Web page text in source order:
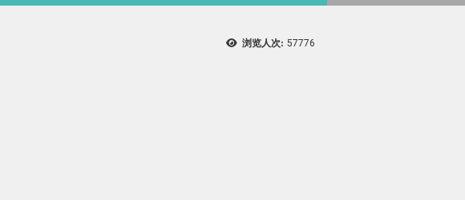
浏览人次: 57776